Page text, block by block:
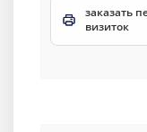
заказать
визиток